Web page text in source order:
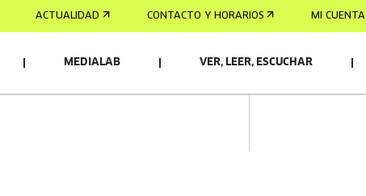
ACTUALIDAD CONTACTO Y HORARIOS MI CUENTA
MEDIALAB VER, LEER, ESCUCHAR